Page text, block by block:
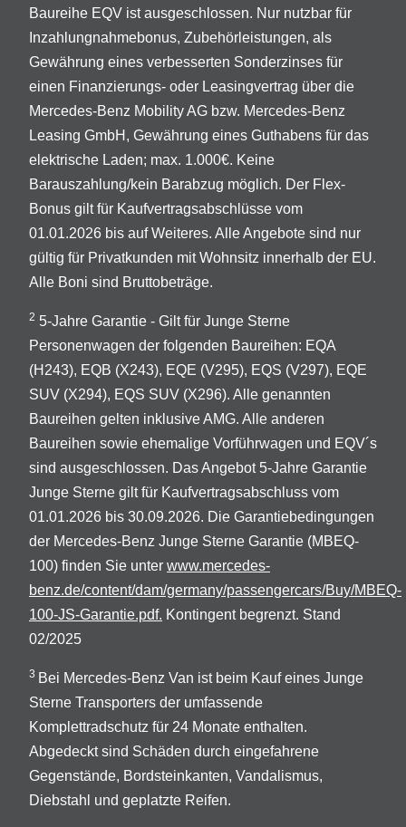
Baureihe EQV ist ausgeschlossen. Nur nutzbar für
Inzahlungnahmebonus, Zubehörleistungen, als
Gewährung eines verbesserten Sonderzinses für
einen Finanzierungs- oder Leasingvertrag über die
Mercedes-Benz Mobility AG bzw. Mercedes-Benz
Leasing GmbH, Gewährung eines Guthabens für das
elektrische Laden; max. 1.000€. Keine
Barauszahlung/kein Barabzug möglich. Der Flex-
Bonus gilt für Kaufvertragsabschlüsse vom
01.01.2026 bis auf Weiteres. Alle Angebote sind nur
gültig für Privatkunden mit Wohnsitz innerhalb der EU.
Alle Boni sind Bruttobeträge.
2 5-Jahre Garantie - Gilt für Junge Sterne
Personenwagen der folgenden Baureihen: EQA
(H243), EQB (X243), EQE (V295), EQS (V297), EQE
SUV (X294), EQS SUV (X296). Alle genannten
Baureihen gelten inklusive AMG. Alle anderen
Baureihen sowie ehemalige Vorführwagen und EQV´s
sind ausgeschlossen. Das Angebot 5-Jahre Garantie
Junge Sterne gilt für Kaufvertragsabschluss vom
01.01.2026 bis 30.09.2026. Die Garantiebedingungen
der Mercedes-Benz Junge Sterne Garantie (MBEQ-
100) finden Sie unter www.mercedes-
benz.de/content/dam/germany/passengercars/Buy/MBEQ-
100-JS-Garantie.pdf. Kontingent begrenzt. Stand
02/2025
3 Bei Mercedes-Benz Van ist beim Kauf eines Junge
Sterne Transporters der umfassende
Komplettradschutz für 24 Monate enthalten.
Abgedeckt sind Schäden durch eingefahrene
Gegenstände, Bordsteinkanten, Vandalismus,
Diebstahl und geplatzte Reifen.